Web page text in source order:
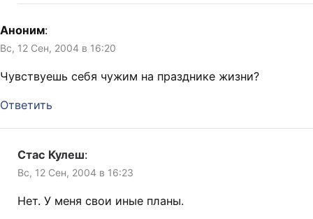
Аноним:
Вс, 12 Сен, 2004 в 16:20
Чувствуешь себя чужим на празднике жизни?
Ответить
Стас Кулеш:
Вс, 12 Сен, 2004 в 16:23
Нет. У меня свои иные планы.